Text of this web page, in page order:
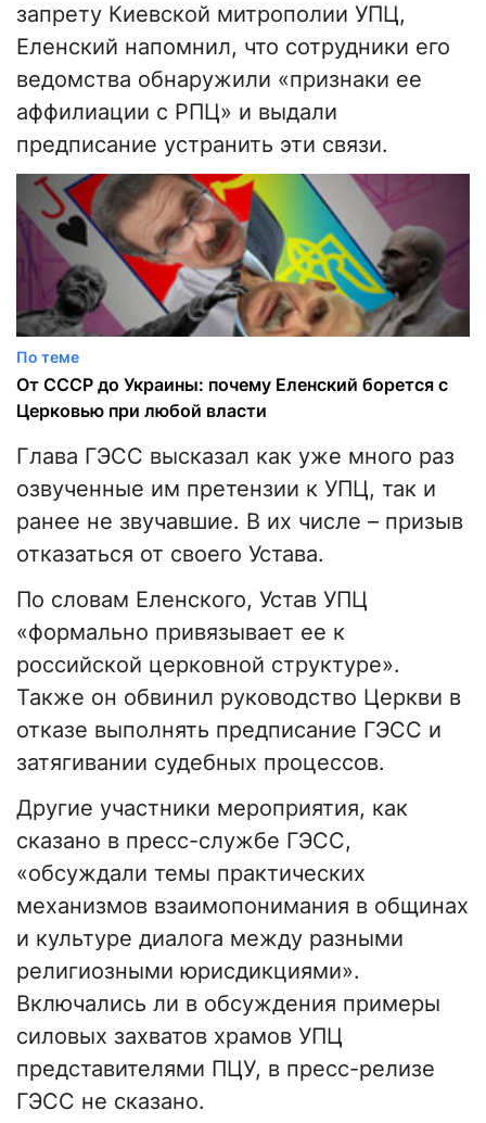
запрету Киевской митрополии УПЦ,
Еленский напомнил, что сотрудники его
ведомства обнаружили «признаки ее
аффилиации с РПЦ» и выдали
предписание устранить эти связи.
По теме
От СССР до Украины: почему Еленский борется с
Церковью при любой власти
Глава ГЭСС высказал как уже много раз
озвученные им претензии к УПЦ, так и
ранее не звучавшие. В их числе – призыв
отказаться от своего Устава.
По словам Еленского, Устав УПЦ
«формально привязывает ее к
российской церковной структуре».
Также он обвинил руководство Церкви в
отказе выполнять предписание ГЭСС и
затягивании судебных процессов.
Другие участники мероприятия, как
сказано в пресс-службе ГЭСС,
«обсуждали темы практических
механизмов взаимопонимания в общинах
и культуре диалога между разными
религиозными юрисдикциями».
Включались ли в обсуждения примеры
силовых захватов храмов УПЦ
представителями ПЦУ, в пресс-релизе
ГЭСС не сказано.